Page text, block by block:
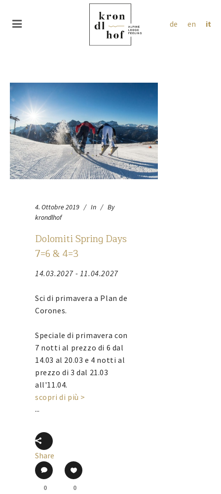
de en it
4. Ottobre 2019 In
By
krondlhof
Dolomiti Spring Days
7=6 & 4=3
14.03.2027 - 11.04.2027
Sci di primavera a Plan de
Corones.
Speciale di primavera con
7 notti al prezzo di 6 dal
14.03 al 20.03 e 4 notti al
prezzo di 3 dal 21.03
all'11.04.
scopri di più >
...
Share
0 0